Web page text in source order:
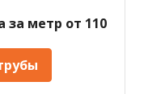
за метр от 110